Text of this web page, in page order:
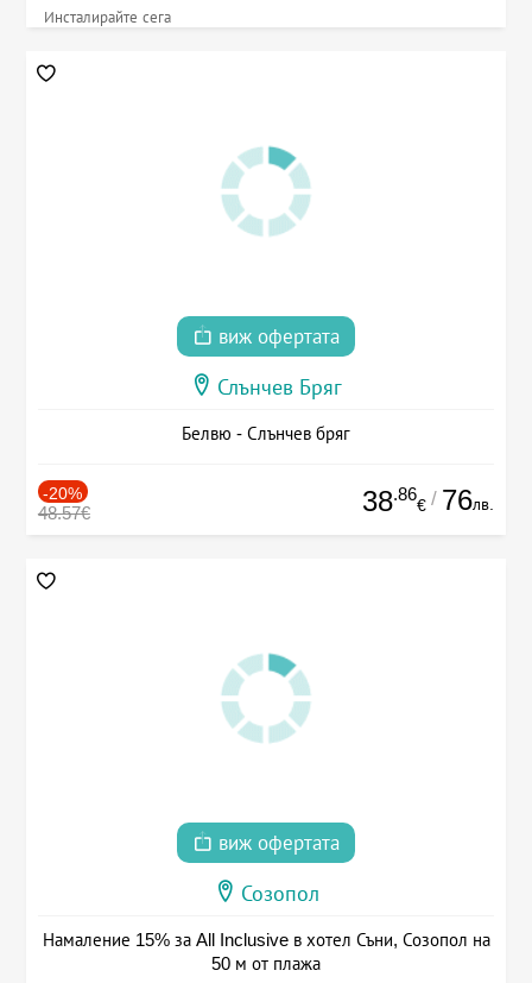
Инсталирайте сега
виж офертата
Слънчев Бряг
Белвю - Слънчев бряг
-20%
48.57€ 38.86
€ / 76лв.
виж офертата
Созопол
Намаление 15% за All Inclusive в хотел Съни, Созопол на
50 м от плажа